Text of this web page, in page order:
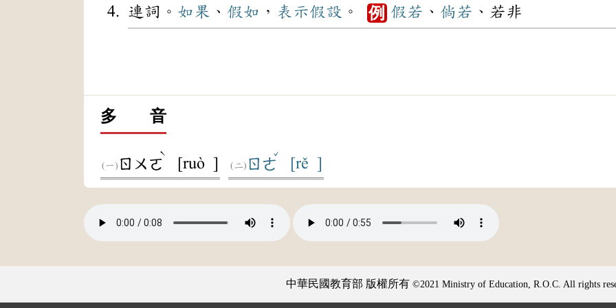
連詞。 如果 、 假如 ， 表示假設 。 例 假若 、 倘若 、若非
多 音
ㄖㄨㄛ
ˋ
[ruò ] ㄖㄜ
ˇ
[rě ]
中華民國教育部 版權所有 ©2021 Ministry of Education, R.O.C. All rights